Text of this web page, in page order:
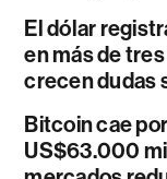
El dólar
en más de
crecen dudas
Bitcoin cae
US$63.000